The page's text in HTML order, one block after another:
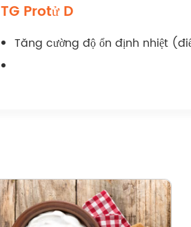
TG Protử D
Tăng cường độ ổn định nhiệt